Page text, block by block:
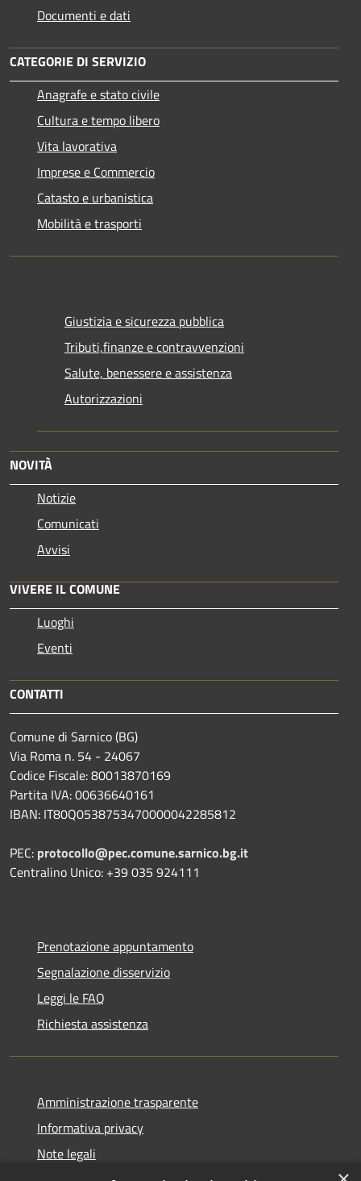
Documenti e dati
CATEGORIE DI SERVIZIO
Anagrafe e stato civile
Cultura e tempo libero
Vita lavorativa
Imprese e Commercio
Catasto e urbanistica
Mobilità e trasporti
Giustizia e sicurezza pubblica
Tributi,finanze e contravvenzioni
Salute, benessere e assistenza
Autorizzazioni
NOVITÀ
Notizie
Comunicati
Avvisi
VIVERE IL COMUNE
Luoghi
Eventi
CONTATTI
Comune di Sarnico (BG)
Via Roma n. 54 - 24067
Codice Fiscale: 80013870169
Partita IVA: 00636640161
IBAN: IT80Q0538753470000042285812
PEC: protocollo@pec.comune.sarnico.bg.it
Centralino Unico: +39 035 924111
Prenotazione appuntamento
Segnalazione disservizio
Leggi le FAQ
Richiesta assistenza
Amministrazione trasparente
Informativa privacy
Note legali